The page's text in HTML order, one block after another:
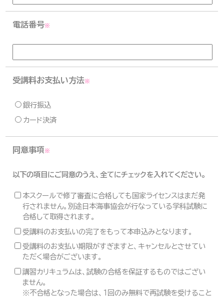
電話番号※
受講料お支払い方法※
銀行振込
カード決済
同意事項 ※
以下の項目にご同意のうえ、全てにチェックを入れてください。
本スクールで修了審査に合格しても国家ライセンスはまだ発
行されません。別途日本海事協会が行なっている学科試験に
合格して取得されます。
受講料のお支払いの完了をもって本申込みとなります。
受講料のお支払い期限がすぎますと、キャンセルとさせてい
ただく場合がございます。
講習カリキュラムは、試験の合格を保証するものではござい
ません。
※不合格となった場合は、１回のみ無料で再試験を受けること